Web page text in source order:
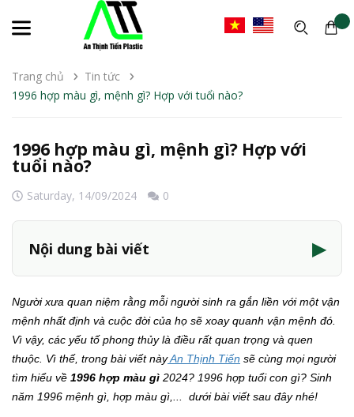
Trang chủ
Tin tức
1996 hợp màu gì, mệnh gì? Hợp với tuổi nào?
1996 hợp màu gì, mệnh gì? Hợp với
tuổi nào?
Saturday, 14/09/2024 0
Nội dung bài viết ▶
Người xưa quan niệm rằng mỗi người sinh ra gắn liền với một vận
mệnh nhất định và cuộc đời của họ sẽ xoay quanh vận mệnh đó.
Vì vậy, các yếu tố phong thủy là điều rất quan trọng và quen
thuộc. Vì thế, trong bài viết nàyAn Thịnh Tiến sẽ cùng mọi người
tìm hiểu về 1996 hợp màu gì 2024? 1996 hợp tuổi con gì? Sinh
năm 1996 mệnh gì, hợp màu gì,... dưới bài viết sau đây nhé!